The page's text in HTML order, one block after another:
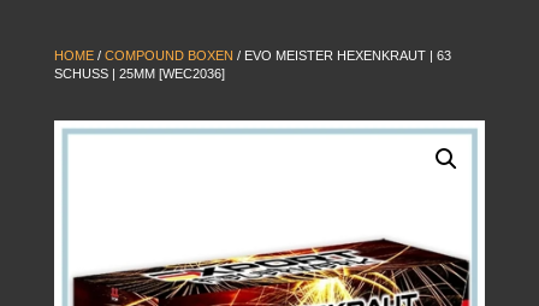
HOME / COMPOUND BOXEN / EVO MEISTER HEXENKRAUT | 63
SCHUSS | 25MM [WEC2036]